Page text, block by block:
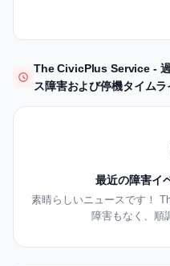
The CivicPlus Service -
ス障害および停機タイムラ
最近の障害イ
素晴らしいニュースです！
障害もなく、順